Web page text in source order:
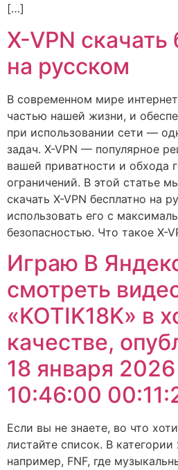
[…]
X-VPN скачать
на русском
В современном мире
частью нашей жизни, и
при использовании сети —
задач. X-VPN — популярное
вашей приватности и обхода
ограничений. В этой статье
скачать X-VPN бесплатно на
использовать его с
безопасностью. Что такое X-
Играю В
смотреть
«KOTIK18K» в
качестве,
18 января
10:46:00
Если вы не знаете, во что
листайте список. В
например, FNF, где